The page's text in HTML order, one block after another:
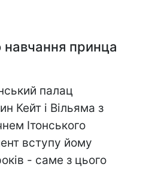
принца
палац
Кейт і Вільяма з
Ітонського
вступу йому
- саме з цього